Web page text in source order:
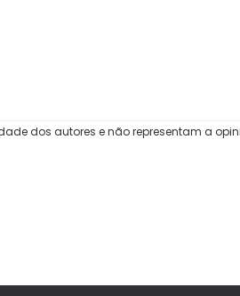
dos autores e não representam a